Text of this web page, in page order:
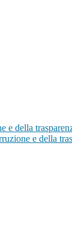
e della
e della